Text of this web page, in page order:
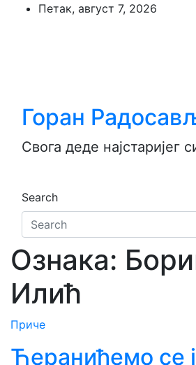
Петак, август 7, 2026
Горан
Свога деде најстаријег
Search
Ознака:
Илић
Приче
Ћеранићемо се